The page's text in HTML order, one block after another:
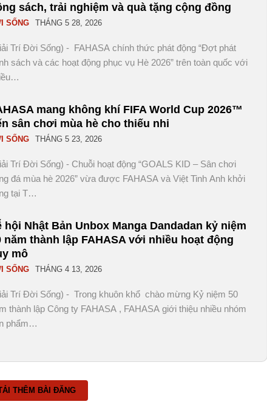
sách, trải nghiệm và quà tặng cộng đồng
SỐNG THÁNG 5 28, 2026
Trí Đời Sống) - FAHASA chính thức phát động “Đợt phát
sách và các hoạt động phục vụ Hè 2026” trên toàn quốc với
mang không khí FIFA World Cup 2026™
sân chơi mùa hè cho thiếu nhi
SỐNG THÁNG 5 23, 2026
Trí Đời Sống) - Chuỗi hoạt động “GOALS KID – Sân chơi
đá mùa hè 2026” vừa được FAHASA và Việt Tinh Anh khởi
tại T…
hội Nhật Bản Unbox Manga Dandadan kỷ niệm
năm thành lập FAHASA với nhiều hoạt động
mô
SỐNG THÁNG 4 13, 2026
Trí Đời Sống) - Trong khuôn khổ chào mừng Kỷ niệm 50
thành lập Công ty FAHASA , FAHASA giới thiệu nhiều nhóm
phẩm…
THÊM BÀI ĐĂNG